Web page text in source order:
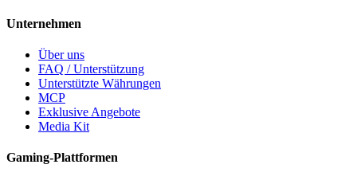
Unternehmen
Über uns
FAQ / Unterstützung
Unterstützte Währungen
MCP
Exklusive Angebote
Media Kit
Gaming-Plattformen